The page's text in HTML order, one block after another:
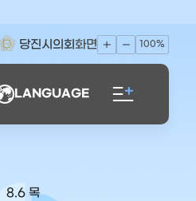
당진시의회화면 100%
LANGUAGE
8.6 목